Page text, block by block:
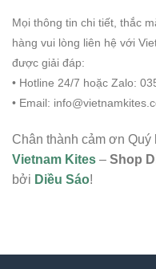
Mọi thông tin chi tiết, thắc
hàng vui lòng liên hệ với
được giải đáp:
• Hotline 24/7 hoặc Zalo:
• Email:
Chân thành cảm ơn
Vietnam Kites – Shop
bởi Diều Sáo!